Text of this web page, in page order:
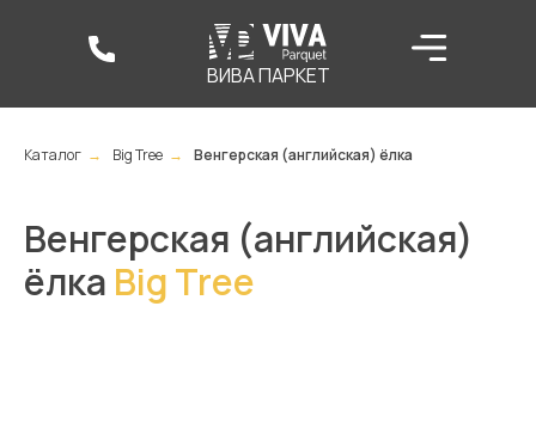
ВИВА ПАРКЕТ
Каталог → Big Tree → Венгерская (английская) ёлка
Венгерская (английская)
ёлка Big Tree